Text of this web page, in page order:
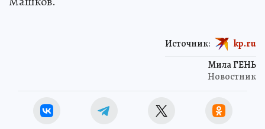
Мила ГЕНЬ
Новостник
Источник: kp.ru